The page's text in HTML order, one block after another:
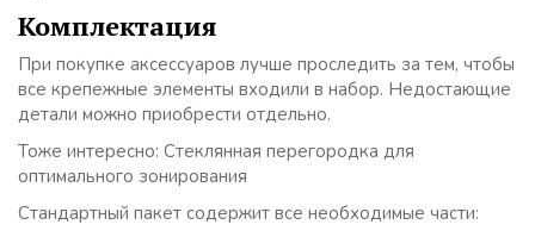
Комплектация
При покупке аксессуаров лучше проследить за тем, чтобы
все крепежные элементы входили в набор. Недостающие
детали можно приобрести отдельно.
Тоже интересно: Стеклянная перегородка для
оптимального зонирования
Стандартный пакет содержит все необходимые части: